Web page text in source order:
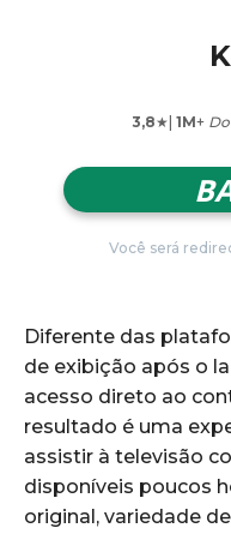
3,8★| 1M+
Você será
Diferente das
de exibição após o
acesso direto ao
resultado é uma
assistir à televisão
disponíveis poucos
original, variedade